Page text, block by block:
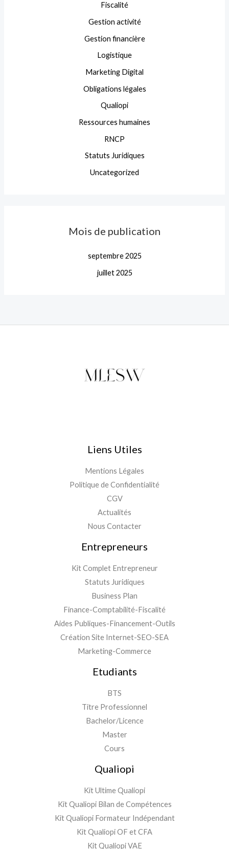
Fiscalité
Gestion activité
Gestion financière
Logistique
Marketing Digital
Obligations légales
Qualiopi
Ressources humaines
RNCP
Statuts Juridiques
Uncategorized
Mois de publication
septembre 2025
juillet 2025
Liens Utiles
Mentions Légales
Politique de Confidentialité
CGV
Actualités
Nous Contacter
Entrepreneurs
Kit Complet Entrepreneur
Statuts Juridiques
Business Plan
Finance-Comptabilité-Fiscalité
Aides Publiques-Financement-Outils
Création Site Internet-SEO-SEA
Marketing-Commerce
Etudiants
BTS
Titre Professionnel
Bachelor/Licence
Master
Cours
Qualiopi
Kit Ultime Qualiopi
Kit Qualiopi Bilan de Compétences
Kit Qualiopi Formateur Indépendant
Kit Qualiopi OF et CFA
Kit Qualiopi VAE